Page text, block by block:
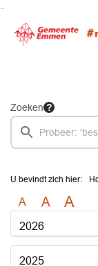
Zoeken
U bevindt zich hier:
A A A
2026
2025